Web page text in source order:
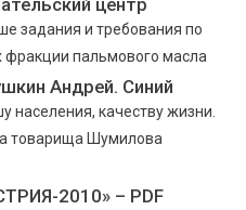
задания и требования по
фракции пальмового масла
Андрей. Синий
населения, качеству жизни.
товарища Шумилова
2010» – PDF